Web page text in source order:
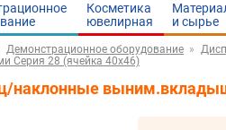
Косметика
ювелирная
и cырье
Демонстрационное оборудование
Серия 28 (ячейка 40х46)
наклонные